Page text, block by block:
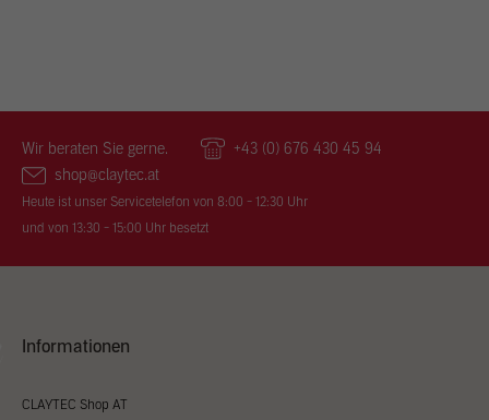
Wir beraten Sie gerne.
+43 (0) 676 430 45 94
shop@claytec.at
Heute ist unser Servicetelefon von 8:00 - 12:30 Uhr
und von 13:30 - 15:00 Uhr besetzt
Informationen
CLAYTEC Shop AT